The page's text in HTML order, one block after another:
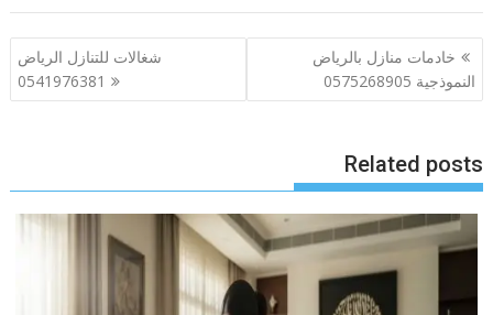
تصفّح
المقالات
خادمات منازل بالرياض
النموذجية 0575268905
شغالات للتنازل الرياض
0541976381
Related posts